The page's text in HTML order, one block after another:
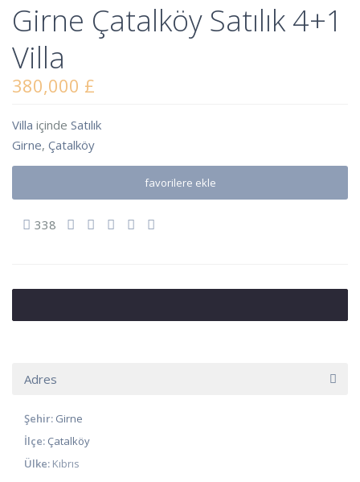
Girne Çatalköy Satılık 4+1
Villa
380,000 £
Villa içinde Satılık
Girne, Çatalköy
favorilere ekle
338
Adres
Şehir: Girne
İlçe: Çatalköy
Ülke: Kıbrıs